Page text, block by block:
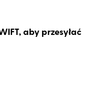
aby przesyłać